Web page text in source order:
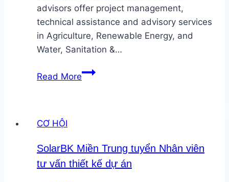
advisors offer project management,
technical assistance and advisory services
in Agriculture, Renewable Energy, and
Water, Sanitation &…
Read MoreSNV
Energy
CƠ HỘI
SolarBK Miền Trung tuyển Nhân viên
tư vấn thiết kế dự án